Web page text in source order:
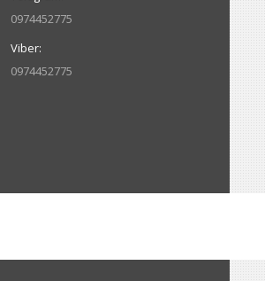
0974452775
0974452775